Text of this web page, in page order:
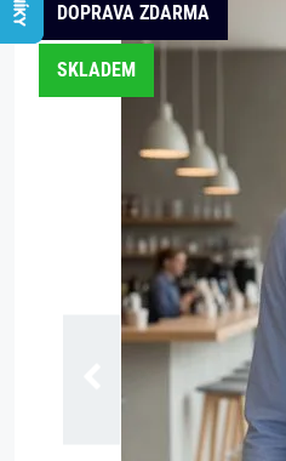
DOPRAVA ZDARMA
SKLADEM